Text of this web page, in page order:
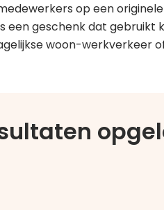
op een
een geschenk dat gebruikt
woon-werkverkeer